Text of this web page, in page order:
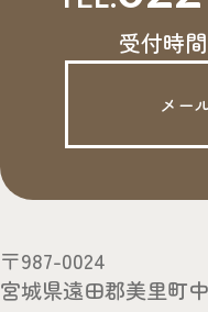
受付時
メー
〒987-0024
宮城県遠田郡美里町